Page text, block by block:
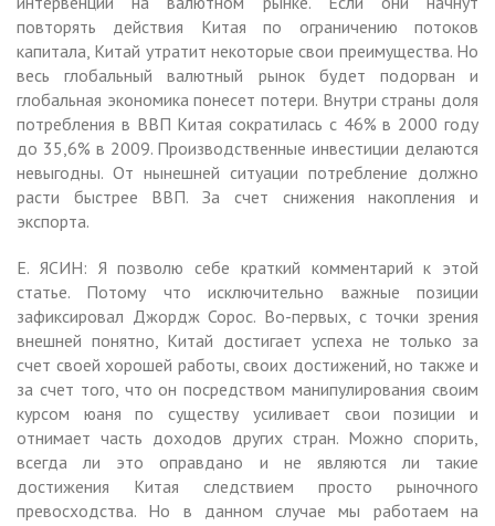
повторять действия Китая по ограничению потоков
капитала, Китай утратит некоторые свои преимущества. Но
весь глобальный валютный рынок будет подорван и
глобальная экономика понесет потери. Внутри страны доля
потребления в ВВП Китая сократилась с 46% в 2000 году
до 35,6% в 2009. Производственные инвестиции делаются
невыгодны. От нынешней ситуации потребление должно
расти быстрее ВВП. За счет снижения накопления и
экспорта.
Е. ЯСИН: Я позволю себе краткий комментарий к этой
статье. Потому что исключительно важные позиции
зафиксировал Джордж Сорос. Во-первых, с точки зрения
внешней понятно, Китай достигает успеха не только за
счет своей хорошей работы, своих достижений, но также и
за счет того, что он посредством манипулирования своим
курсом юаня по существу усиливает свои позиции и
отнимает часть доходов других стран. Можно спорить,
всегда ли это оправдано и не являются ли такие
достижения Китая следствием просто рыночного
превосходства. Но в данном случае мы работаем на